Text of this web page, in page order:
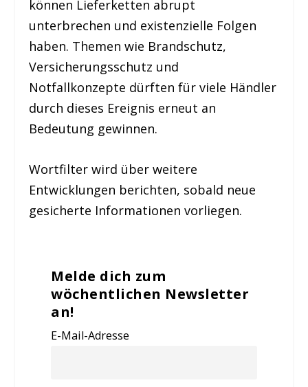
können Lieferketten abrupt
unterbrechen und existenzielle Folgen
haben. Themen wie Brandschutz,
Versicherungsschutz und
Notfallkonzepte dürften für viele Händler
durch dieses Ereignis erneut an
Bedeutung gewinnen.
Wortfilter wird über weitere
Entwicklungen berichten, sobald neue
gesicherte Informationen vorliegen.
Melde dich zum
wöchentlichen Newsletter
an!
E-Mail-Adresse